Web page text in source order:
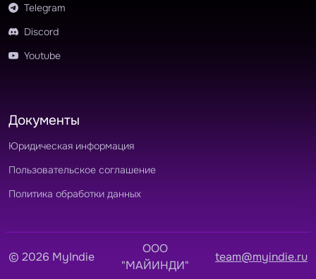
Telegram
Discord
Youtube
Документы
Юридическая информация
Пользовательское соглашение
Политика обработки данных
© 2026 MyIndie
OOO
"МАЙИНДИ"
team@myindie.ru